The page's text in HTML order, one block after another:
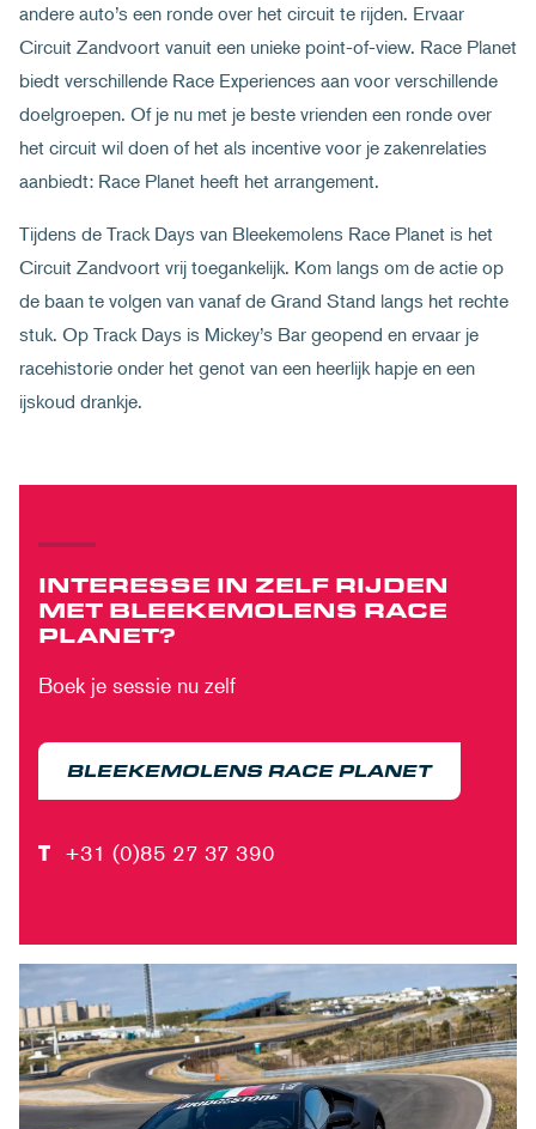
andere auto’s een ronde over het circuit te rijden. Ervaar
Circuit Zandvoort vanuit een unieke point-of-view. Race Planet
biedt verschillende Race Experiences aan voor verschillende
doelgroepen. Of je nu met je beste vrienden een ronde over
het circuit wil doen of het als incentive voor je zakenrelaties
aanbiedt: Race Planet heeft het arrangement.
Tijdens de Track Days van Bleekemolens Race Planet is het
Circuit Zandvoort vrij toegankelijk. Kom langs om de actie op
de baan te volgen van vanaf de Grand Stand langs het rechte
stuk. Op Track Days is Mickey’s Bar geopend en ervaar je
racehistorie onder het genot van een heerlijk hapje en een
ijskoud drankje.
INTERESSE IN ZELF RIJDEN
MET BLEEKEMOLENS RACE
PLANET?
Boek je sessie nu zelf
BLEEKEMOLENS RACE PLANET
T +31 (0)85 27 37 390